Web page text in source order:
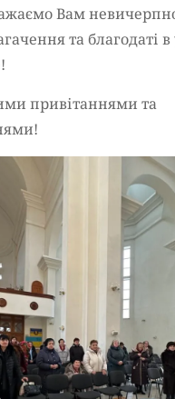
Вам
та благодаті
привітаннями та